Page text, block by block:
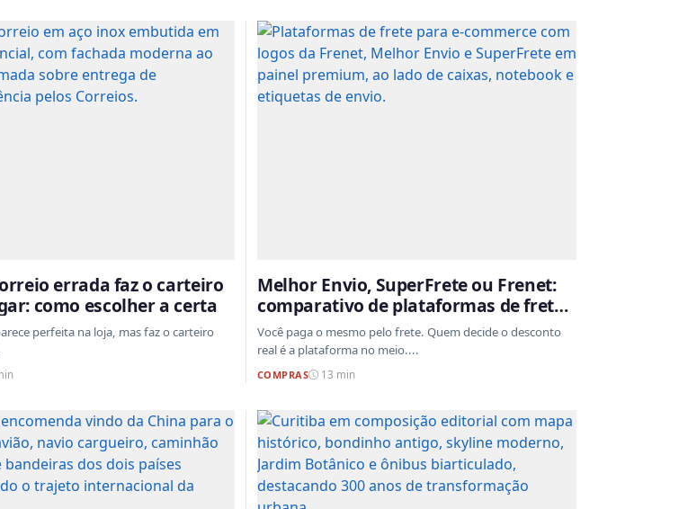
errada faz o carteiro
como escolher a certa
perfeita na loja, mas faz o carteiro
Melhor Envio, SuperFrete ou Frenet:
comparativo de plataformas de frete
para e-commerce
Você paga o mesmo pelo frete. Quem decide o desconto
real é a plataforma no meio....
COMPRAS 13 min